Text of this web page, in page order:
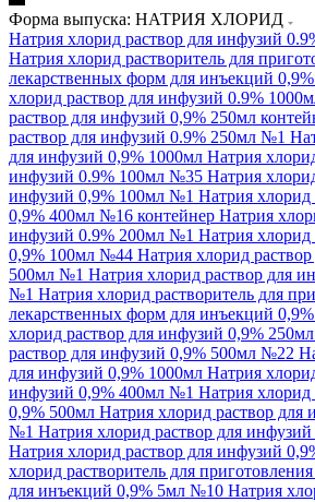
Форма выпуска: НАТРИЯ ХЛОРИД
Натрия хлорид раствор для инфузий
Натрия хлорид растворитель для
лекарственных форм для инъекций
хлорид раствор для инфузий 0.9%
раствор для инфузий 0,9% 250мл
раствор для инфузий 0.9% 250мл №1
для инфузий 0,9% 1000мл Натрия
инфузий 0.9% 100мл №35 Натрия
инфузий 0,9% 100мл №1 Натрия хлорид
0,9% 400мл №16 контейнер Натрия
инфузий 0.9% 200мл №1 Натрия хлорид
0,9% 100мл №44 Натрия хлорид
500мл №1 Натрия хлорид раствор для
№1 Натрия хлорид растворитель для
лекарственных форм для инъекций
хлорид раствор для инфузий 0,9%
раствор для инфузий 0,9% 500мл №22
для инфузий 0,9% 1000мл Натрия
инфузий 0,9% 400мл №1 Натрия хлорид
0,9% 500мл Натрия хлорид раствор для
№1 Натрия хлорид раствор для
Натрия хлорид раствор для инфузий
хлорид растворитель для
для инъекций 0,9% 5мл №10 Натрия